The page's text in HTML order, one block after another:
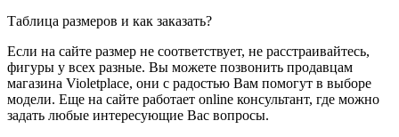
Таблица размеров и как заказать?
Если на сайте размер не соответствует, не расстраивайтесь,
фигуры у всех разные. Вы можете позвонить продавцам
магазина Violetplace, они с радостью Вам помогут в выборе
модели. Еще на сайте работает online консультант, где можно
задать любые интересующие Вас вопросы.